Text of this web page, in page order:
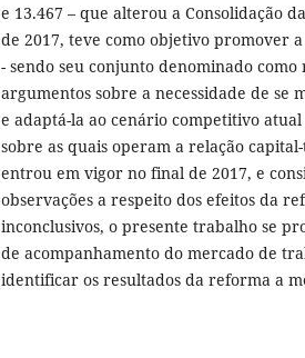
e 13.467 – que alterou a Consolidação
de 2017, teve como objetivo promover
- sendo seu conjunto denominado
argumentos sobre a necessidade de se
e adaptá-la ao cenário competitivo
sobre as quais operam a relação
entrou em vigor no final de 2017, e
observações a respeito dos efeitos da
inconclusivos, o presente trabalho se
de acompanhamento do mercado de
identificar os resultados da reforma a